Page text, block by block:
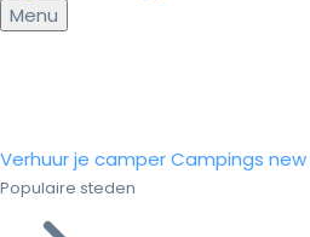
Menu
Verhuur je camperCampings new
Populaire steden